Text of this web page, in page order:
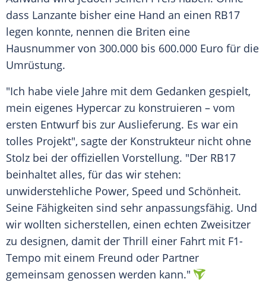
dass Lanzante bisher eine Hand an einen RB17
legen konnte, nennen die Briten eine
Hausnummer von 300.000 bis 600.000 Euro für die
Umrüstung.
"Ich habe viele Jahre mit dem Gedanken gespielt,
mein eigenes Hypercar zu konstruieren – vom
ersten Entwurf bis zur Auslieferung. Es war ein
tolles Projekt", sagte der Konstrukteur nicht ohne
Stolz bei der offiziellen Vorstellung. "Der RB17
beinhaltet alles, für das wir stehen:
unwiderstehliche Power, Speed und Schönheit.
Seine Fähigkeiten sind sehr anpassungsfähig. Und
wir wollten sicherstellen, einen echten Zweisitzer
zu designen, damit der Thrill einer Fahrt mit F1-
Tempo mit einem Freund oder Partner
gemeinsam genossen werden kann."